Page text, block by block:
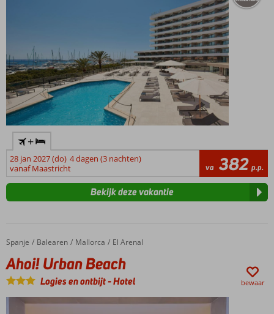
+
28 jan 2027 (do) 4 dagen (3 nachten)
vanaf Maastricht
va 382 p.p.
Bekijk deze vakantie
Home
Spanje Balearen Mallorca El Arenal
Ahoi! Urban Beach
Ahoi! Urban Beach
Logies en ontbijt-Hotel bewaar